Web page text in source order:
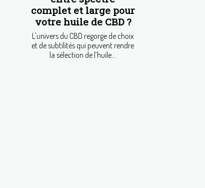
complet et large pour
votre huile de CBD ?
L'univers du CBD regorge de choix
et de subtilités qui peuvent rendre
la sélection de l’huile...